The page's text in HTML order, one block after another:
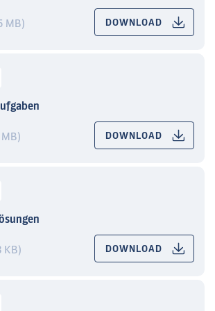
MB) DOWNLOAD
MB) DOWNLOAD
KB) DOWNLOAD